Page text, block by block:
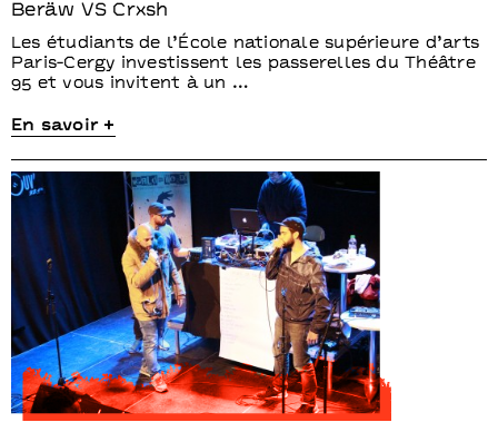
Beräw VS Crxsh
Les étudiants de l’École nationale supérieure d’arts
Paris-Cergy investissent les passerelles du Théâtre
95 et vous invitent à un …
En savoir +